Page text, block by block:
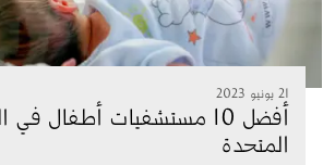
21 يونيو 2023
أفضل 10 مستشفيات أطفال في
المتحدة